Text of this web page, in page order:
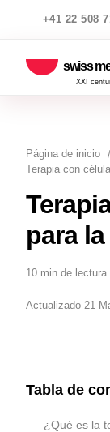
+41 22 508
swiss
XXI
Página de inicio
Terapia con
para
10 min de lectura
Actualizado 21
Tabla de
¿Qué es la